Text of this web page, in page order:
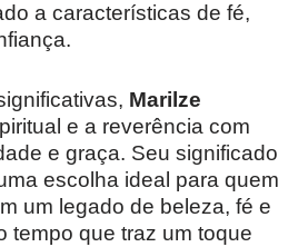
a características de fé,
Marilze
e a reverência com
e graça. Seu significado
escolha ideal para quem
um legado de beleza, fé e
tempo que traz um toque